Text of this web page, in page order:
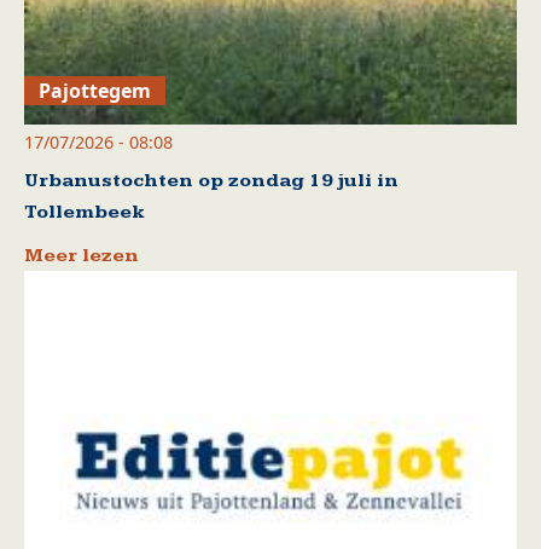
Pajottegem
17/07/2026 - 08:08
Urbanustochten op zondag 19 juli in
Tollembeek
Meer lezen